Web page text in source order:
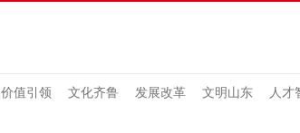
价值引领 文化齐鲁 发展改革 文明山东 人才